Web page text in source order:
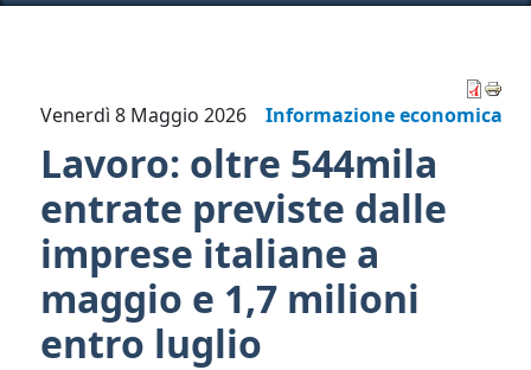
Informazione economica
Venerdì 8 Maggio 2026
Lavoro: oltre 544mila
entrate previste dalle
imprese italiane a
maggio e 1,7 milioni
entro luglio